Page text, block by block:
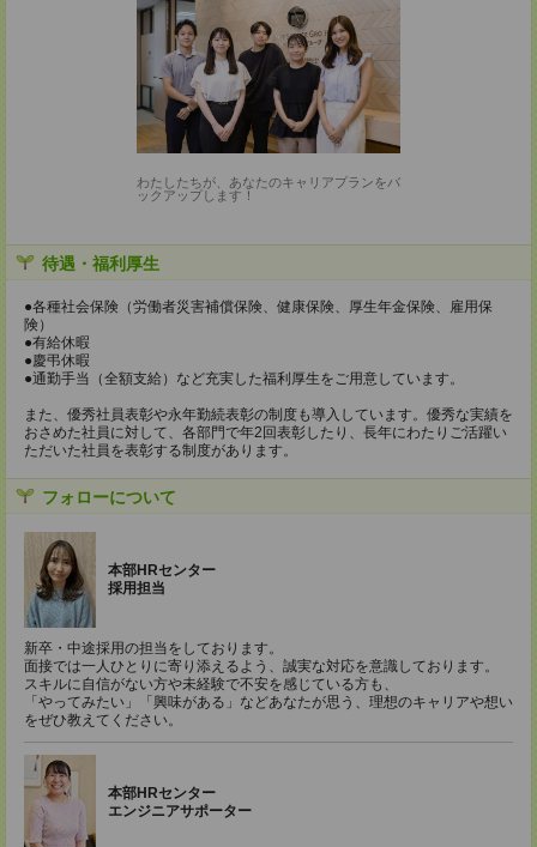
わたしたちが、あなたのキャリアプランをバ
ックアップします！
待遇・福利厚生
●各種社会保険（労働者災害補償保険、健康保険、厚生年金保険、雇用保
険）
●有給休暇
●慶弔休暇
●通勤手当（全額支給）など充実した福利厚生をご用意しています。
また、優秀社員表彰や永年勤続表彰の制度も導入しています。優秀な実績を
おさめた社員に対して、各部門で年2回表彰したり、長年にわたりご活躍い
ただいた社員を表彰する制度があります。
フォローについて
本部HRセンター
採用担当
新卒・中途採用の担当をしております。
面接では一人ひとりに寄り添えるよう、誠実な対応を意識しております。
スキルに自信がない方や未経験で不安を感じている方も、
「やってみたい」「興味がある」などあなたが思う、理想のキャリアや想い
をぜひ教えてください。
本部HRセンター
エンジニアサポーター